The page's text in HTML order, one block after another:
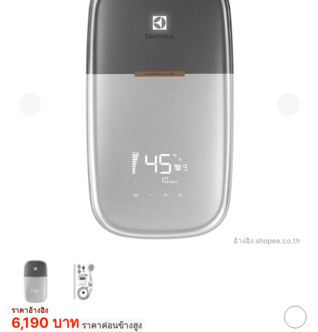
อ้างอิง:shopee.co.th
ราคาอ้างอิง
6,190 บาท ราคาค่อนข้างสูง